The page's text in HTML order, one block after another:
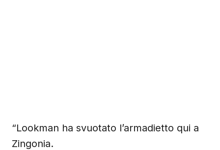
“Lookman ha svuotato l’armadietto qui a
Zingonia.